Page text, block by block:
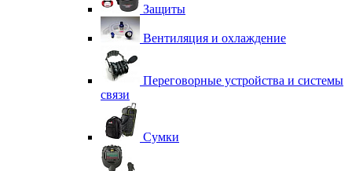
Защиты
Вентиляция и охлаждение
Переговорные устройства и системы
связи
Сумки